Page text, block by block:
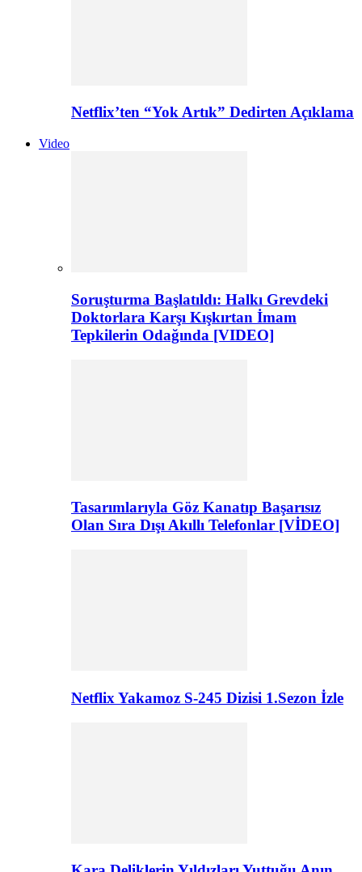
Netflix’ten “Yok Artık” Dedirten Açıklama
Video
Soruşturma Başlatıldı: Halkı Grevdeki
Doktorlara Karşı Kışkırtan İmam
Tepkilerin Odağında [VIDEO]
Tasarımlarıyla Göz Kanatıp Başarısız
Olan Sıra Dışı Akıllı Telefonlar [VİDEO]
Netflix Yakamoz S-245 Dizisi 1.Sezon İzle